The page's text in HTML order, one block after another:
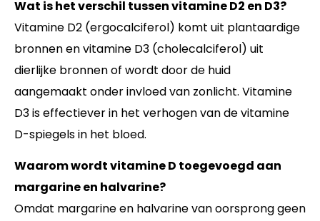
Wat is het verschil tussen vitamine D2 en D3?
Vitamine D2 (ergocalciferol) komt uit plantaardige
bronnen en vitamine D3 (cholecalciferol) uit
dierlijke bronnen of wordt door de huid
aangemaakt onder invloed van zonlicht. Vitamine
D3 is effectiever in het verhogen van de vitamine
D-spiegels in het bloed.
Waarom wordt vitamine D toegevoegd aan
margarine en halvarine?
Omdat margarine en halvarine van oorsprong geen